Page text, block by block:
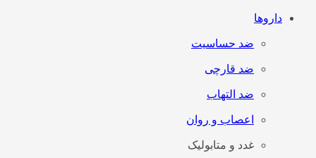
داروها
ضد حساسیت
ضد قارچی
ضد التهاب
اعصاب و روان
غدد و متابولیک